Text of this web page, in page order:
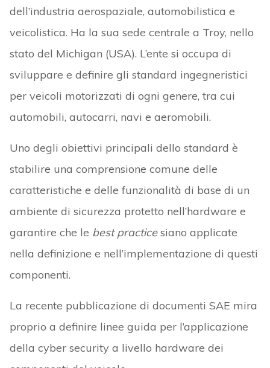
dell’industria aerospaziale, automobilistica e
veicolistica. Ha la sua sede centrale a Troy, nello
stato del Michigan (USA). L’ente si occupa di
sviluppare e definire gli standard ingegneristici
per veicoli motorizzati di ogni genere, tra cui
automobili, autocarri, navi e aeromobili.
Uno degli obiettivi principali dello standard è
stabilire una comprensione comune delle
caratteristiche e delle funzionalità di base di un
ambiente di sicurezza protetto nell’hardware e
garantire che le best practicesiano applicate
nella definizione e nell’implementazione di questi
componenti.
La recente pubblicazione di documenti SAE mira
proprio a definire linee guida per l’applicazione
della cyber security a livello hardware dei